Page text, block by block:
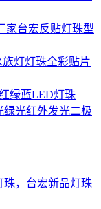
家台宏反贴灯珠型
族灯灯珠全彩贴片
绿蓝LED灯珠
绿光红外发光二极
珠，台宏新品灯珠